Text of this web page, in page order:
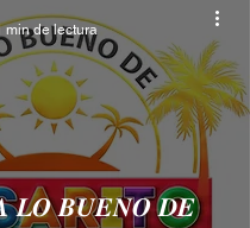
𝑳𝑶 𝑩𝑼𝑬𝑵𝑶 𝑫𝑬
min de lectura